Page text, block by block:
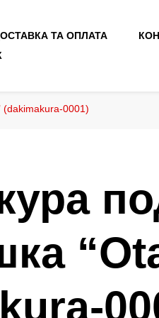
ТА ОПЛАТА
(dakimakura-0001)